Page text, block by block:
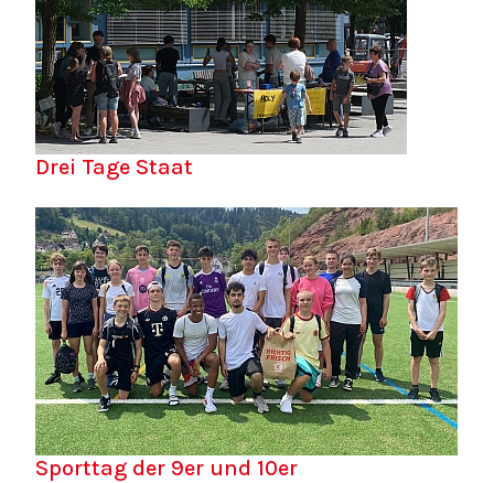
Drei Tage Staat
Sporttag der 9er und 10er